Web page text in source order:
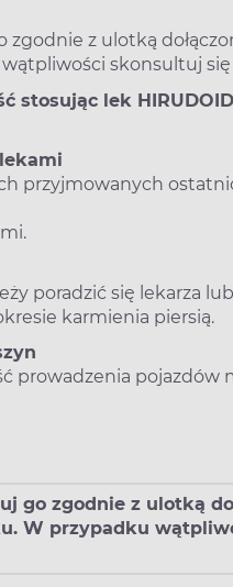
z ulotką
skonsultuj
stosując lek HIRUDOID
przyjmowanych
poradzić się lekarza
karmienia piersią.
prowadzenia pojazdów
go zgodnie z ulotką
W przypadku